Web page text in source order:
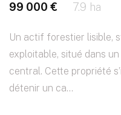
99 000 € 7.9 ha
Un actif forestier lisible,
exploitable, situé dans
central. Cette propriété
détenir un ca...